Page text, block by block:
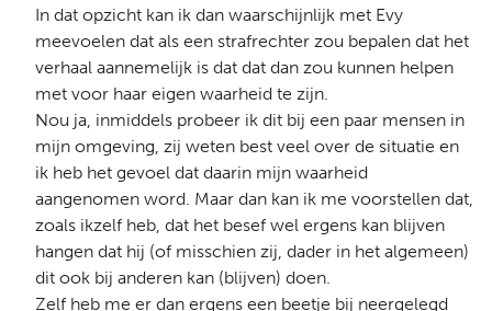
In dat opzicht kan ik dan waarschijnlijk met Evy
meevoelen dat als een strafrechter zou bepalen dat het
verhaal aannemelijk is dat dat dan zou kunnen helpen
met voor haar eigen waarheid te zijn.
Nou ja, inmiddels probeer ik dit bij een paar mensen in
mijn omgeving, zij weten best veel over de situatie en
ik heb het gevoel dat daarin mijn waarheid
aangenomen word. Maar dan kan ik me voorstellen dat,
zoals ikzelf heb, dat het besef wel ergens kan blijven
hangen dat hij (of misschien zij, dader in het algemeen)
dit ook bij anderen kan (blijven) doen.
Zelf heb me er dan ergens een beetje bij neergelegd